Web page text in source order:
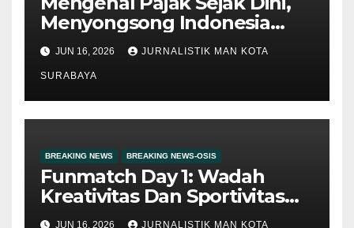
Menyongsong Indonesia
Emas 2045
JUN 16, 2026 JURNALISTIK MAN KOTA
SURABAYA
BREAKING NEWS BREAKING NEWS-OSIS
Funmatch Day 1: Wadah
Kreativitas Dan Sportivitas
Siswa
JUN 16, 2026 JURNALISTIK MAN KOTA